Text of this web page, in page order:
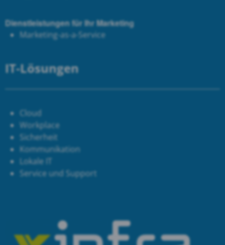
Dienstleistungen für Ihr Marketing
Marketing-as-a-Service
IT-Lösungen
Cloud
Workplace
Sicherheit
Kommunikation
Lokale IT
Service und Support